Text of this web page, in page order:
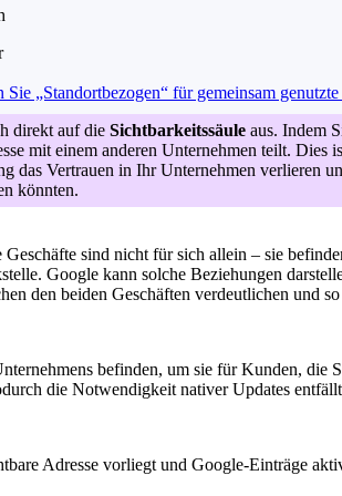
Sie „Standortbezogen“ für gemeinsam
direkt auf dieSichtbarkeitssäule aus. Indem
mit einem anderen Unternehmen teilt.
das Vertrauen in Ihr Unternehmen verlieren
könnten.
sind nicht für sich allein – sie
Google kann solche Beziehungen
den beiden Geschäften verdeutlichen und
befinden, um sie für Kunden, die
die Notwendigkeit nativer Updates
Adresse vorliegt und Google-Einträge